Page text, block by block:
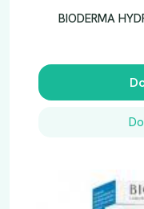
BIODERMA